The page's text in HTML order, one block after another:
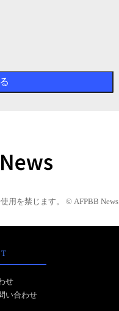
用を禁じます。 © AFPBB News
せ
い合わせ